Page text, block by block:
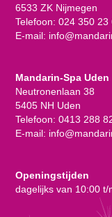
6533 ZK Nijmegen
Telefoon: 024 350 23
E-mail:
Mandarin-Spa Uden
Neutronenlaan 38
5405 NH Uden
Telefoon: 0413 288
E-mail:
Openingstijden
dagelijks van 10:00 t/